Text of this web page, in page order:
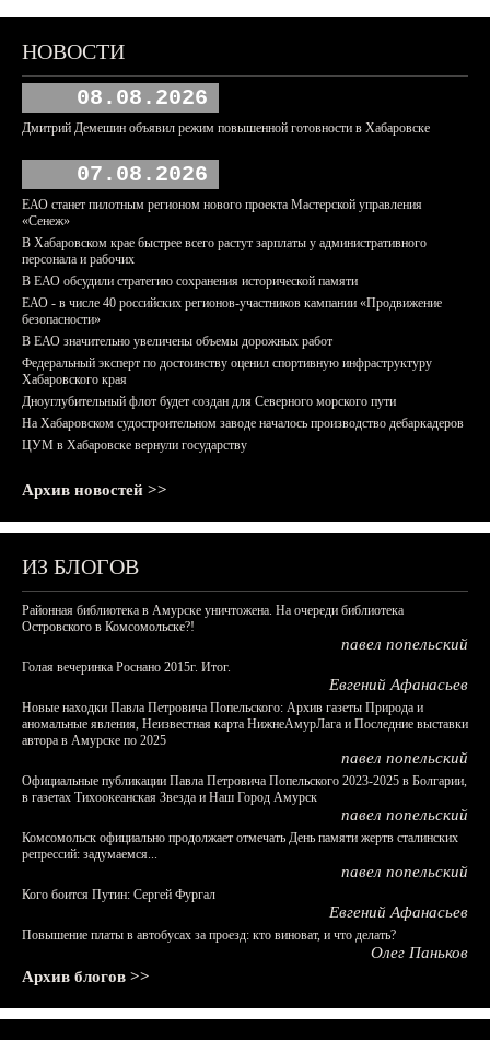
НОВОСТИ
08.08.2026
Дмитрий Демешин объявил режим повышенной готовности в Хабаровске
07.08.2026
ЕАО станет пилотным регионом нового проекта Мастерской управления
«Сенеж»
В Хабаровском крае быстрее всего растут зарплаты у административного
персонала и рабочих
В ЕАО обсудили стратегию сохранения исторической памяти
ЕАО - в числе 40 российских регионов-участников кампании «Продвижение
безопасности»
В ЕАО значительно увеличены объемы дорожных работ
Федеральный эксперт по достоинству оценил спортивную инфраструктуру
Хабаровского края
Дноуглубительный флот будет создан для Северного морского пути
На Хабаровском судостроительном заводе началось производство дебаркадеров
ЦУМ в Хабаровске вернули государству
Архив новостей >>
ИЗ БЛОГОВ
Районная библиотека в Амурске уничтожена. На очереди библиотека
Островского в Комсомольске?!
павел попельский
Голая вечеринка Роснано 2015г. Итог.
Евгений Афанасьев
Новые находки Павла Петровича Попельского: Архив газеты Природа и
аномальные явления, Неизвестная карта НижнеАмурЛага и Последние выставки
автора в Амурске по 2025
павел попельский
Официальные публикации Павла Петровича Попельского 2023-2025 в Болгарии,
в газетах Тихоокеанская Звезда и Наш Город Амурск
павел попельский
Комсомольск официально продолжает отмечать День памяти жертв сталинских
репрессий: задумаемся...
павел попельский
Кого боится Путин: Сергей Фургал
Евгений Афанасьев
Повышение платы в автобусах за проезд: кто виноват, и что делать?
Олег Паньков
Архив блогов >>